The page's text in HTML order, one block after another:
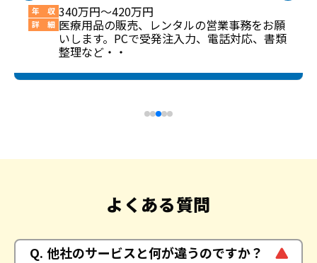
年 収 340万円～420万円
詳 細 医療用品の販売、レンタルの営業事務をお願
いします。PCで受発注入力、電話対応、書類
整理など・・
よくある質問
他社のサービスと何が違うのですか？